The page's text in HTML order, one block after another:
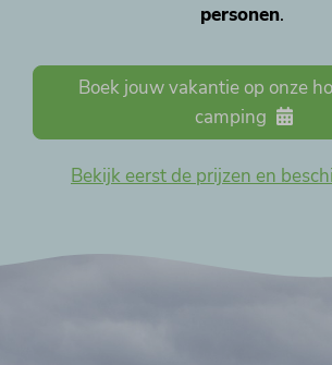
personen.
Boek jouw vakantie op onze
camping
Bekijk eerst de prijzen en